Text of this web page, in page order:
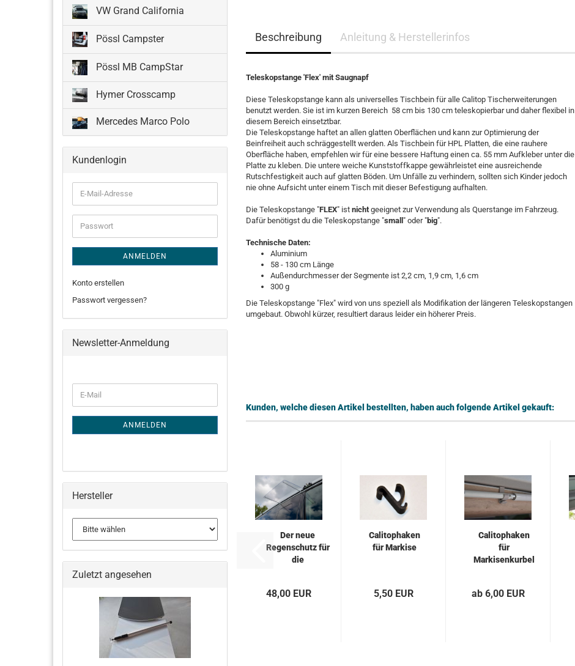
Beschreibung Anleitung & Herstellerinfos
Teleskopstange 'Flex' mit Saugnapf
Diese Teleskopstange kann als universelles Tischbein für alle Calitop Tischerweiterungen
benutzt werden. Sie ist im kurzen Bereich 58 cm bis 130 cm teleskopierbar und daher flexibel in
diesem Bereich einsetztbar.
Die Teleskopstange haftet an allen glatten Oberflächen und kann zur Optimierung der
Beinfreiheit auch schräggestellt werden. Als Tischbein für HPL Platten, die eine rauhere
Oberfläche haben, empfehlen wir für eine bessere Haftung einen ca. 55 mm Aufkleber unter die
Platte zu kleben. Die untere weiche Kunststoffkappe gewährleistet eine ausreichende
Rutschfestigkeit auch auf glatten Böden. Um Unfälle zu verhindern, sollten sich Kinder jedoch
nie ohne Aufsicht unter einem Tisch mit dieser Befestigung aufhalten.
Die Teleskopstange "FLEX" ist nichtgeeignet zur Verwendung als Querstange im Fahrzeug.
Dafür benötigst du die Teleskopstange "small " oder "big".
Technische Daten:
Aluminium
58 - 130 cm Länge
Außendurchmesser der Segmente ist 2,2 cm, 1,9 cm, 1,6 cm
300 g
Die Teleskopstange "Flex" wird von uns speziell als Modifikation der längeren Teleskopstangen
umgebaut. Obwohl kürzer, resultiert daraus leider ein höherer Preis.
Kunden, welche diesen Artikel bestellten, haben auch folgende Artikel gekauft:
Der neue
Regenschutz für
die
48,00 EUR
Calitophaken
für Markise
5,50 EUR
Calitophaken
für
Markisenkurbel
ab 6,00 EUR
VW Grand California
Pössl Campster
Pössl MB CampStar
Hymer Crosscamp
Mercedes Marco Polo
Kundenlogin
E-
Mail-
Adresse
Passwort
ANMELDEN
Konto erstellen
Passwort vergessen?
Newsletter-Anmeldung
ZUR
NEWSLETTER-
E-
Mail
ANMELDEN
Hersteller
Zuletzt angesehen